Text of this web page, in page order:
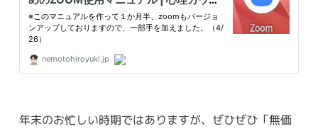
年末のお忙しい時期ではありますが、ぜひぜひ「無価